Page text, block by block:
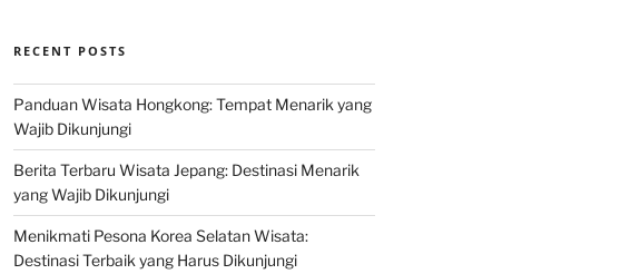
RECENT POSTS
Panduan Wisata Hongkong: Tempat Menarik yang
Wajib Dikunjungi
Berita Terbaru Wisata Jepang: Destinasi Menarik
yang Wajib Dikunjungi
Menikmati Pesona Korea Selatan Wisata:
Destinasi Terbaik yang Harus Dikunjungi